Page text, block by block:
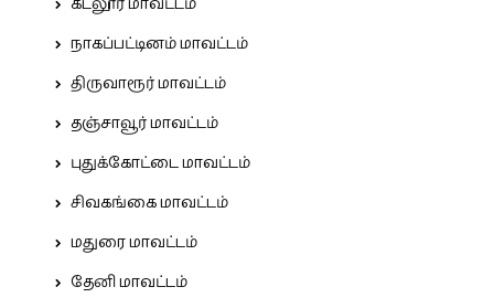
நாகப்பட்டினம் மாவட்டம்
திருவாரூர் மாவட்டம்
தஞ்சாவூர் மாவட்டம்
புதுக்கோட்டை மாவட்டம்
சிவகங்கை மாவட்டம்
மதுரை மாவட்டம்
தேனி மாவட்டம்